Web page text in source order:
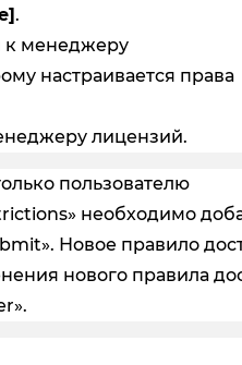
.
к менеджеру
настраивается права
лицензий.
пользователю
необходимо
Новое правило
нового правила